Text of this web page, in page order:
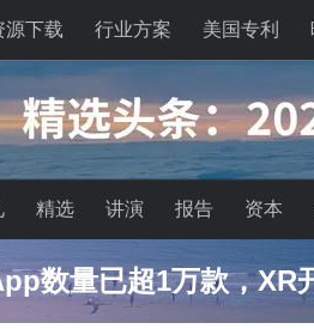
源下载 行业方案 美国专利
精选 讲演 报告 资本
数量已超1万款，XR